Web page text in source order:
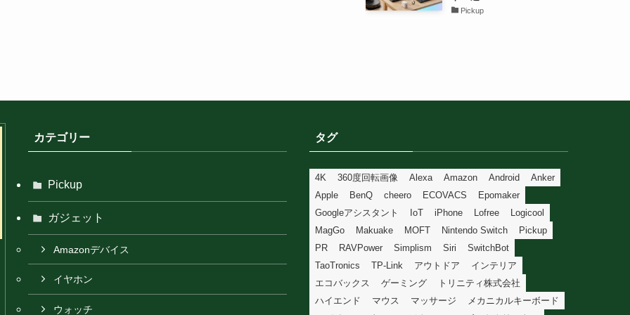
Pickup
カテゴリー
Pickup
ガジェット
Amazonデバイス
イヤホン
ウォッチ
タグ
4K 360度回転画像 Alexa Amazon Android
Anker
Apple
BenQ cheero ECOVACS
Epomaker
Googleアシスタント
IoT iPhone Lofree
Logicool
MagGo
Makuake MOFT Nintendo Switch
Pickup
PR
RAVPower Simplism Siri
SwitchBot
TaoTronics
TP-Link アウトドア
インテリア
エコバックス
ゲーミング
トリニティ株式会社
ハイエンド
マウス マッサージ
メカニカルキーボード